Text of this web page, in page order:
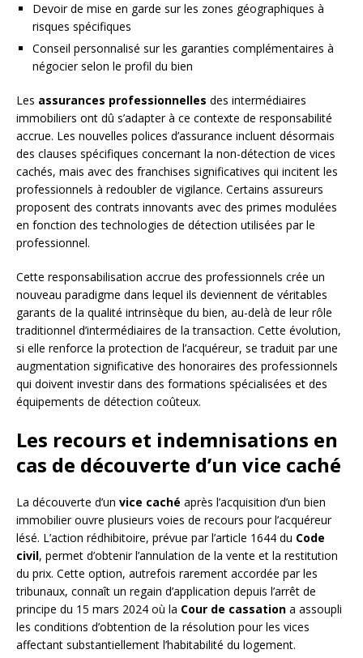
Devoir de mise en garde sur les zones géographiques à
risques spécifiques
Conseil personnalisé sur les garanties complémentaires à
négocier selon le profil du bien
Les assurances professionnelles des intermédiaires
immobiliers ont dû s’adapter à ce contexte de responsabilité
accrue. Les nouvelles polices d’assurance incluent désormais
des clauses spécifiques concernant la non-détection de vices
cachés, mais avec des franchises significatives qui incitent les
professionnels à redoubler de vigilance. Certains assureurs
proposent des contrats innovants avec des primes modulées
en fonction des technologies de détection utilisées par le
professionnel.
Cette responsabilisation accrue des professionnels crée un
nouveau paradigme dans lequel ils deviennent de véritables
garants de la qualité intrinsèque du bien, au-delà de leur rôle
traditionnel d’intermédiaires de la transaction. Cette évolution,
si elle renforce la protection de l’acquéreur, se traduit par une
augmentation significative des honoraires des professionnels
qui doivent investir dans des formations spécialisées et des
équipements de détection coûteux.
Les recours et indemnisations en
cas de découverte d’un vice caché
La découverte d’un vice caché après l’acquisition d’un bien
immobilier ouvre plusieurs voies de recours pour l’acquéreur
lésé. L’action rédhibitoire, prévue par l’article 1644 du Code
civil, permet d’obtenir l’annulation de la vente et la restitution
du prix. Cette option, autrefois rarement accordée par les
tribunaux, connaît un regain d’application depuis l’arrêt de
principe du 15 mars 2024 où la Cour de cassation a assoupli
les conditions d’obtention de la résolution pour les vices
affectant substantiellement l’habitabilité du logement.